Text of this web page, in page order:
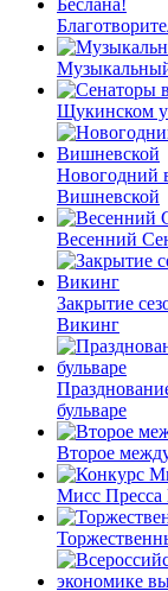
Щукинском
Новогодний
Вишневской
Весенний
Закрытие
Викинг
бульваре
Второе
Мисс